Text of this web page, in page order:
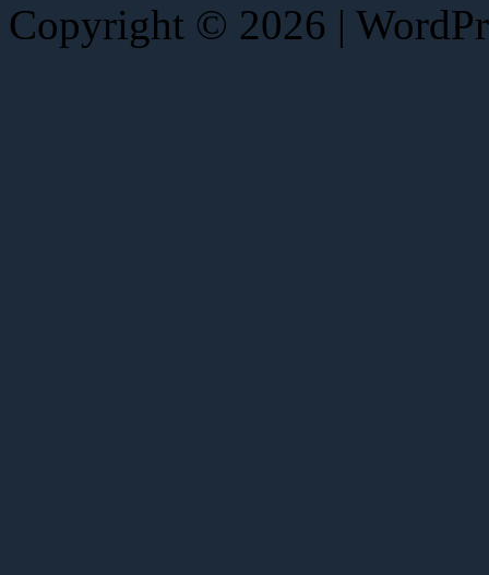
Copyright © 2026 |